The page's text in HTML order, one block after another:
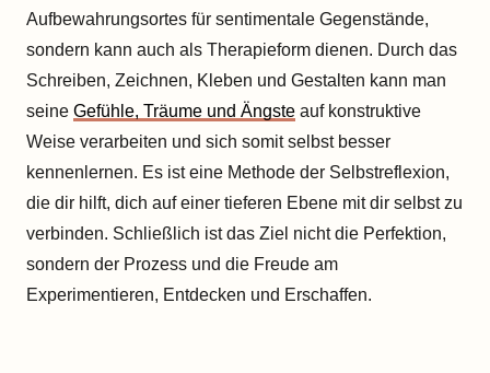
Aufbewahrungsortes für sentimentale Gegenstände,
sondern kann auch als Therapieform dienen. Durch das
Schreiben, Zeichnen, Kleben und Gestalten kann man
seine Gefühle, Träume und Ängste auf konstruktive
Weise verarbeiten und sich somit selbst besser
kennenlernen. Es ist eine Methode der Selbstreflexion,
die dir hilft, dich auf einer tieferen Ebene mit dir selbst zu
verbinden. Schließlich ist das Ziel nicht die Perfektion,
sondern der Prozess und die Freude am
Experimentieren, Entdecken und Erschaffen.